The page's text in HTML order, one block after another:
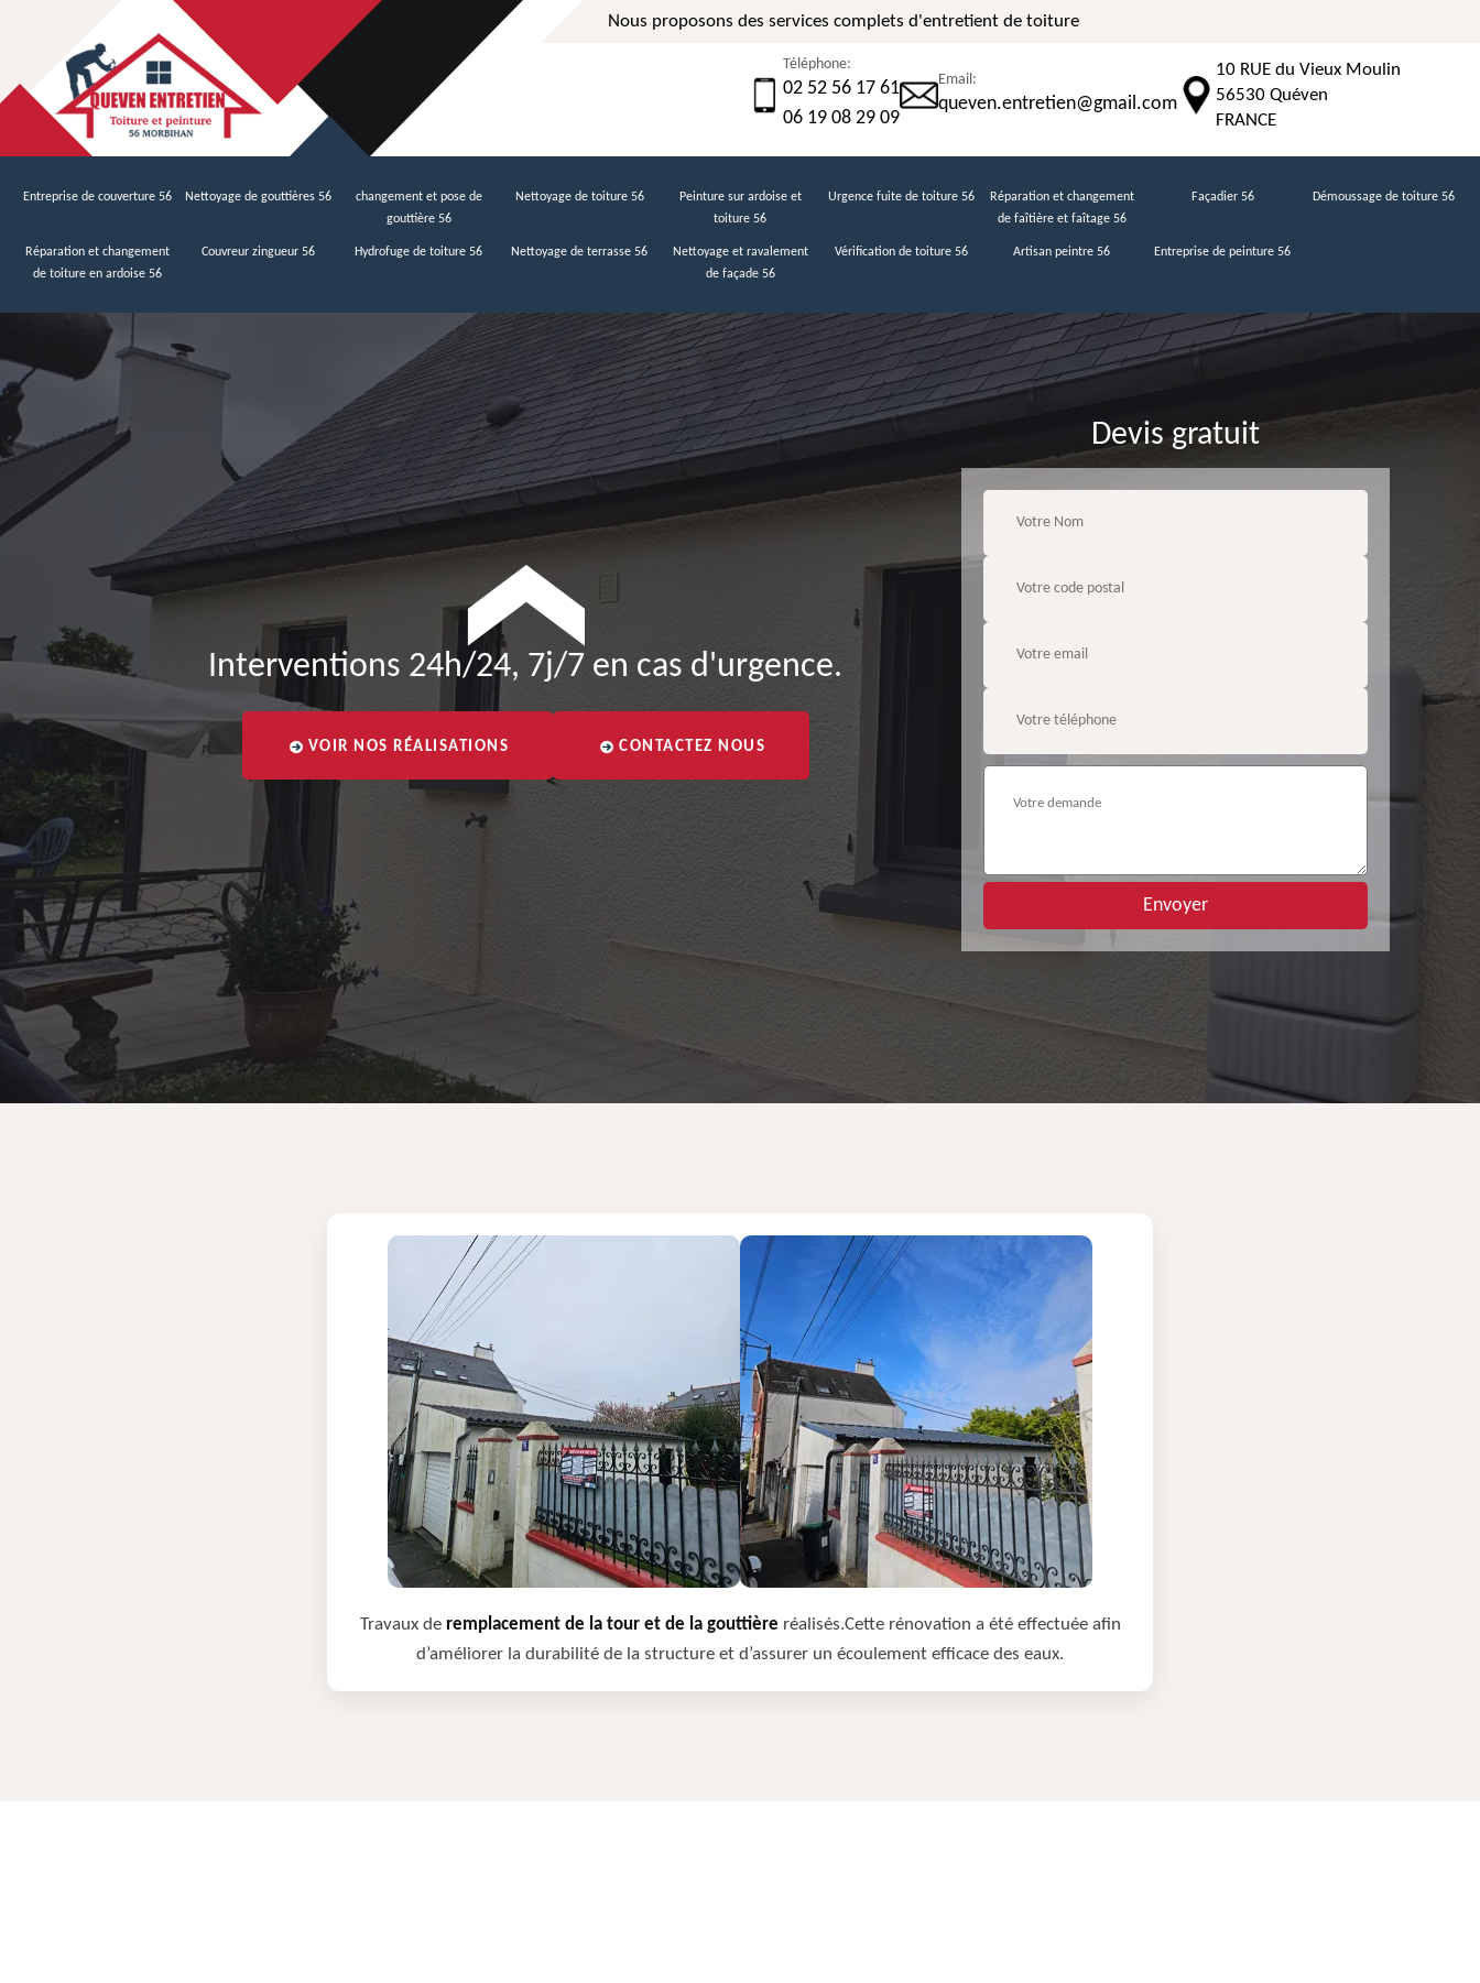
Nous proposons des services complets d'entretient de toiture
Téléphone:
02 52 56 17 61
06 19 08 29 09
Email:
queven.entretien@gmail.com
10 RUE du Vieux Moulin
56530 Quéven
FRANCE
Entreprise de couverture 56 Nettoyage de gouttières 56
changement et pose de
gouttière 56
Nettoyage de toiture 56
Peinture sur ardoise et
toiture 56
Urgence fuite de toiture 56
Réparation et changement
de faîtière et faîtage 56
Façadier 56 Démoussage de toiture 56
Réparation et changement
de toiture en ardoise 56
Couvreur zingueur 56 Hydrofuge de toiture 56 Nettoyage de terrasse 56
Nettoyage et ravalement
de façade 56
Vérification de toiture 56 Artisan peintre 56 Entreprise de peinture 56
Interventions 24h/24, 7j/7 en cas d'urgence.
VOIR NOS RÉALISATIONS CONTACTEZ NOUS
Devis gratuit
Travaux de remplacement de la tour et de la gouttière réalisés.Cette rénovation a été effectuée afin
d’améliorer la durabilité de la structure et d’assurer un écoulement efficace des eaux.